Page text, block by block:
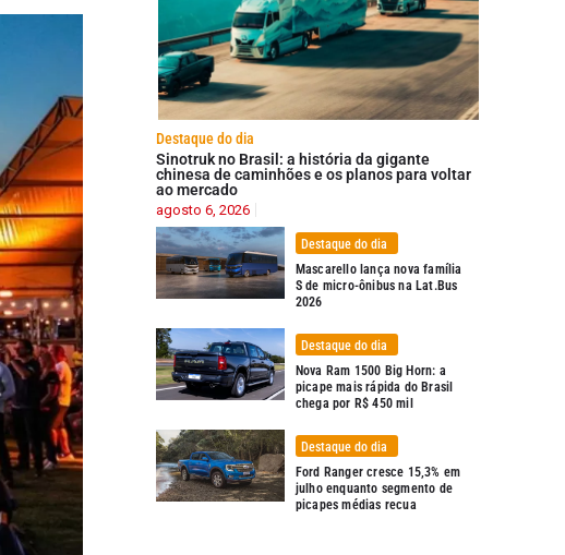
Destaque do dia
Sinotruk no Brasil: a história da gigante
chinesa de caminhões e os planos para voltar
ao mercado
agosto 6, 2026
Destaque do dia
Mascarello lança nova família
S de micro-ônibus na Lat.Bus
2026
Destaque do dia
Nova Ram 1500 Big Horn: a
picape mais rápida do Brasil
chega por R$ 450 mil
Destaque do dia
Ford Ranger cresce 15,3% em
julho enquanto segmento de
picapes médias recua